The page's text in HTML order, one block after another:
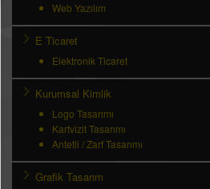
Web Yazılım
E Ticaret
Elektronik Ticaret
Kurumsal Kimlik
Logo Tasarımı
Kartvizit Tasarımı
Antetli / Zarf Tasarımı
Grafik Tasarım